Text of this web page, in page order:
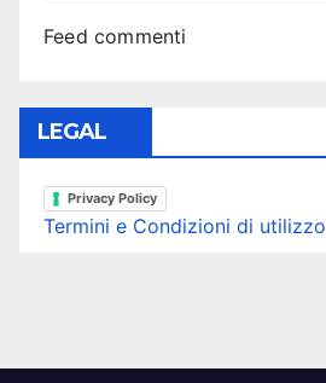
Feed commenti
LEGAL
Privacy Policy
Termini e Condizioni di utilizzo